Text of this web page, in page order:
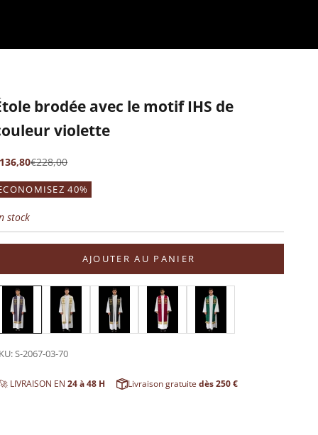
brodée avec le motif IHS de
violette
de vente
Prix normal
€228,00
40%
stock
AJOUTER AU PANIER
S-2067-03-70
🚀 LIVRAISON EN24 à 48 H Livraison gratuitedès 250 €